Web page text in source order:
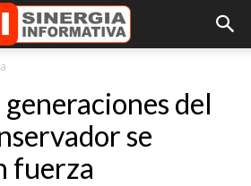
generaciones del
se
fuerza